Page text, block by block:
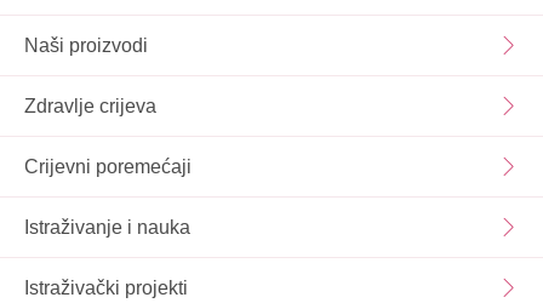
Naši proizvodi
Zdravlje crijeva
Crijevni poremećaji
Istraživanje i nauka
Istraživački projekti